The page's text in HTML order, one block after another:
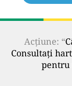
Acțiune: “
Consultați
pentru